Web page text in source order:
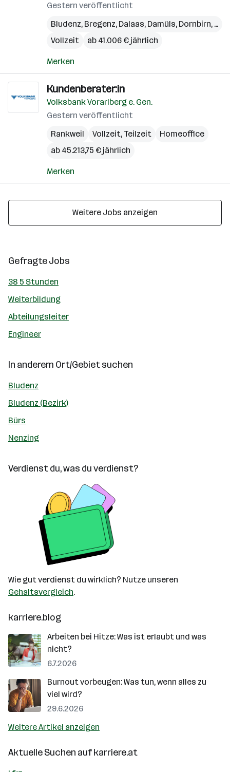
Gestern veröffentlicht
Bludenz, Bregenz, Dalaas, Damüls, Dornbirn, Egg
Vollzeit
ab 41.006 € jährlich
Merken
Kundenberater:in
Volksbank Vorarlberg e. Gen.
Gestern veröffentlicht
Rankweil
Vollzeit, Teilzeit
Homeoffice
ab 45.213,75 € jährlich
Merken
Weitere Jobs anzeigen
Gefragte Jobs
38 5 Stunden
Weiterbildung
Abteilungsleiter
Engineer
In anderem Ort/Gebiet suchen
Bludenz
Bludenz (Bezirk)
Bürs
Nenzing
Verdienst du, was du verdienst?
Wie gut verdienst du wirklich? Nutze unseren
Gehaltsvergleich.
karriere.blog
Arbeiten bei Hitze: Was ist erlaubt und was
nicht?
6.7.2026
Burnout vorbeugen: Was tun, wenn alles zu
viel wird?
29.6.2026
Weitere Artikel anzeigen
Aktuelle Suchen aufkarriere.at